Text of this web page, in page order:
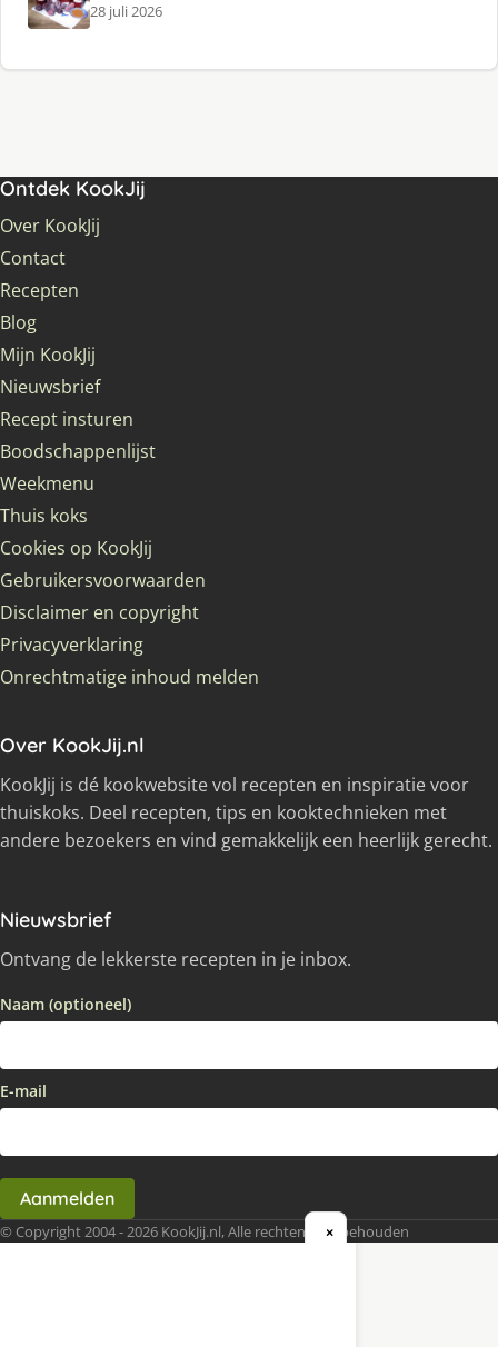
28 juli 2026
Ontdek KookJij
Over KookJij
Contact
Recepten
Blog
Mijn KookJij
Nieuwsbrief
Recept insturen
Boodschappenlijst
Weekmenu
Thuis koks
Cookies op KookJij
Gebruikersvoorwaarden
Disclaimer en copyright
Privacyverklaring
Onrechtmatige inhoud melden
Over KookJij.nl
KookJij is dé kookwebsite vol recepten en inspiratie voor
thuiskoks. Deel recepten, tips en kooktechnieken met
andere bezoekers en vind gemakkelijk een heerlijk gerecht.
Nieuwsbrief
Ontvang de lekkerste recepten in je inbox.
Naam (optioneel)
E-mail
Aanmelden
© Copyright 2004 - 2026 KookJij.nl, Alle rechten voorbehouden
×